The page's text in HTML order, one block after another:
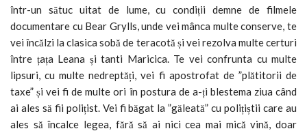
într-un sătuc uitat de lume, cu condiții demne de filmele
documentare cu Bear Grylls, unde vei mânca multe conserve, te
vei încălzi la clasica sobă de teracotă și vei rezolva multe certuri
între țața Leana și tanti Maricica. Te vei confrunta cu multe
lipsuri, cu multe nedreptăți, vei fi apostrofat de ”plătitorii de
taxe” și vei fi de multe ori în postura de a-ți blestema ziua când
ai ales să fii polițist. Vei fi băgat la ”găleată” cu polițiștii care au
ales să încalce legea, fără să ai nici cea mai mică vină, doar